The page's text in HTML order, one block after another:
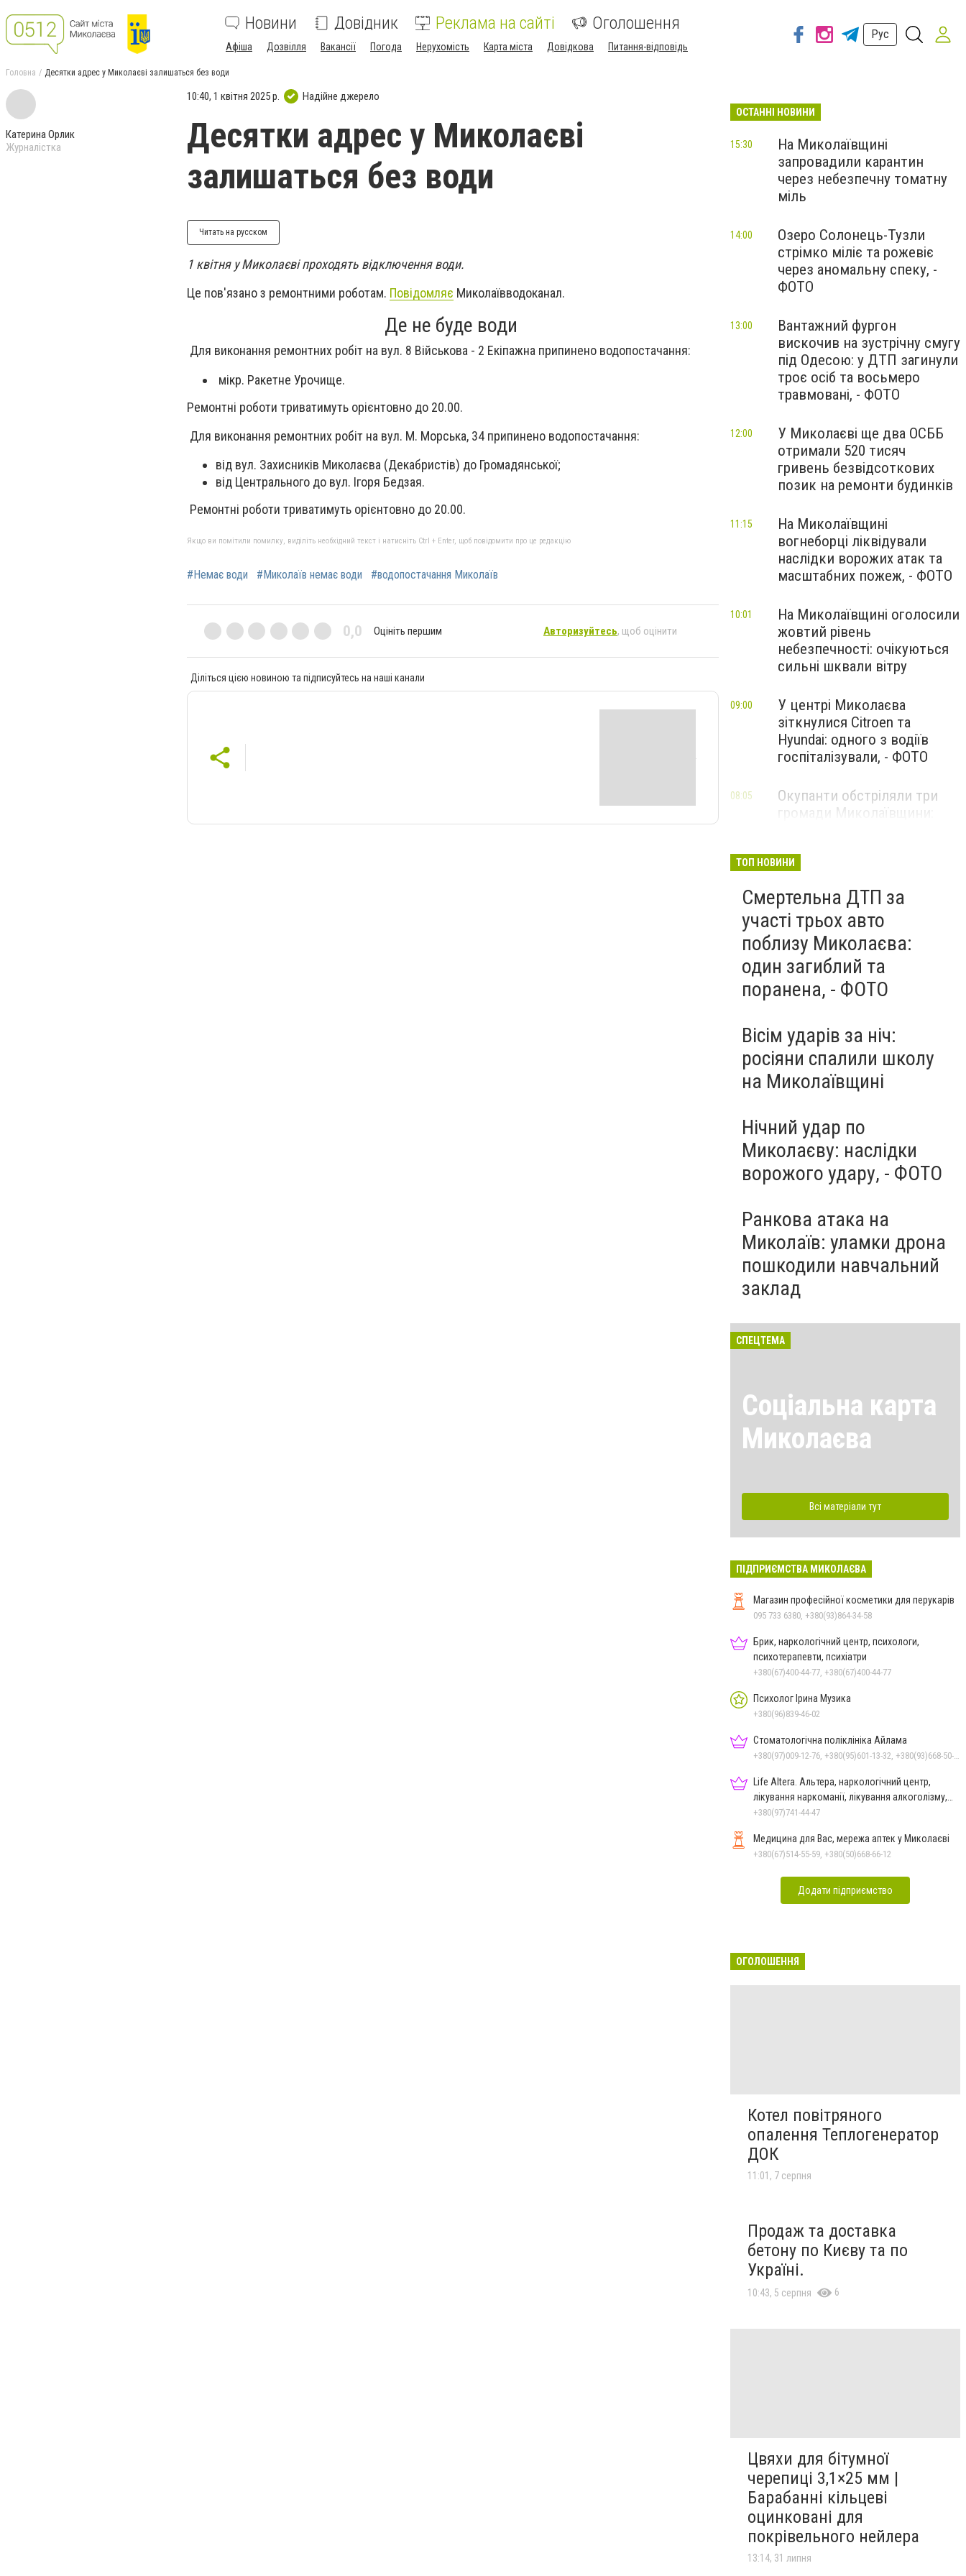
Новини Довідник Реклама на сайті Оголошення
Афіша Дозвілля Вакансії Погода Нерухомість Карта міста Довідкова Питання-відповідь
Рус
Головна Десятки адрес у Миколаєві залишаться без води
Катерина Орлик
Журналістка
10:40, 1 квітня 2025 р. Надійне джерело
Десятки адрес у Миколаєві
залишаться без води
Читать на русском
1 квітня у Миколаєві проходять відключення води.
Це пов'язано з ремонтними роботам. Повідомляє Миколаївводоканал.
Де не буде води
Для виконання ремонтних робіт на вул. 8 Військова - 2 Екіпажна припинено водопостачання:
мікр. Ракетне Урочище.
Ремонтні роботи триватимуть орієнтовно до 20.00.
Для виконання ремонтних робіт на вул. М. Морська, 34 припинено водопостачання:
від вул. Захисників Миколаєва (Декабристів) до Громадянської;
від Центрального до вул. Ігоря Бедзая.
Ремонтні роботи триватимуть орієнтовно до 20.00.
Якщо ви помітили помилку, виділіть необхідний текст і натисніть Ctrl + Enter, щоб повідомити про це редакцію
#Немає води #Миколаїв немає води #водопостачання Миколаїв
0,0 Оцініть першим Авторизуйтесь, щоб оцінити
Діліться цією новиною та підписуйтесь на наші канали
ОСТАННІ НОВИНИ
На Миколаївщині
запровадили карантин
через небезпечну томатну
міль
15:30
Озеро Солонець-Тузли
стрімко міліє та рожевіє
через аномальну спеку, -
ФОТО
14:00
Вантажний фургон
вискочив на зустрічну смугу
під Одесою: у ДТП загинули
троє осіб та восьмеро
травмовані, - ФОТО
13:00
У Миколаєві ще два ОСББ
отримали 520 тисяч
гривень безвідсоткових
позик на ремонти будинків
12:00
На Миколаївщині
вогнеборці ліквідували
наслідки ворожих атак та
масштабних пожеж, - ФОТО
11:15
На Миколаївщині оголосили
жовтий рівень
небезпечності: очікуються
сильні шквали вітру
10:01
У центрі Миколаєва
зіткнулися Citroen та
Hyundai: одного з водіїв
госпіталізували, - ФОТО
09:00
Окупанти обстріляли три
громади Миколаївщини:
08:05
ТОП НОВИНИ
Смертельна ДТП за
участі трьох авто
поблизу Миколаєва:
один загиблий та
поранена, - ФОТО
Вісім ударів за ніч:
росіяни спалили школу
на Миколаївщині
Нічний удар по
Миколаєву: наслідки
ворожого удару, - ФОТО
Ранкова атака на
Миколаїв: уламки дрона
пошкодили навчальний
заклад
СПЕЦТЕМА
Соціальна карта
Миколаєва
Всі матеріали тут
ПІДПРИЄМСТВА МИКОЛАЄВА
Магазин професійної косметики для перукарів
095 733 6380, +380(93)864-34-58
Брик, наркологічний центр, психологи,
психотерапевти, психіатри
+380(67)400-44-77, +380(67)400-44-77
Психолог Ірина Музика
+380(96)839-46-02
Стоматологічна поліклініка Айлама
Life Altera. Альтера, наркологічний центр,
лікування наркоманії, лікування алкоголізму,
зняття ломки
+380(97)741-44-47
Медицина для Вас, мережа аптек у Миколаєві
+380(67)514-55-59, +380(50)668-66-12
Додати підприємство
ОГОЛОШЕННЯ
Котел повітряного
опалення Теплогенератор
ДОК
11:01, 7 серпня
Продаж та доставка
бетону по Києву та по
Україні.
10:43, 5 серпня 6
Цвяхи для бітумної
черепиці 3,1×25 мм |
Барабанні кільцеві
оцинковані для
покрівельного нейлера
13:14, 31 липня